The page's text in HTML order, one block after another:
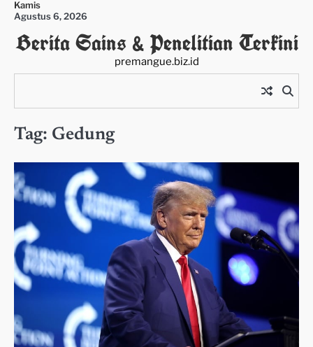
Skip
content
Kamis
Agustus 6, 2026
Berita Sains & Penelitian Terkini
premangue.biz.id
Tag: Gedung